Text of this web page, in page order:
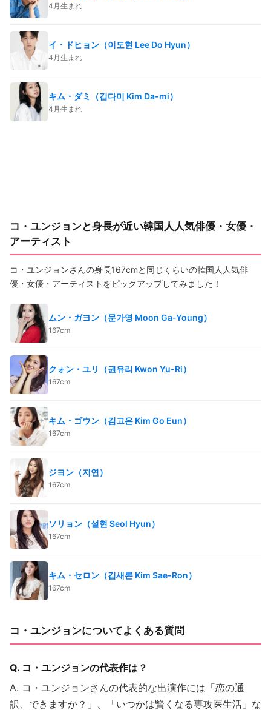
4月生まれ
イ・ドヒョン（이도현 Lee Do Hyun）
4月生まれ
キム・ダミ（김다미 Kim Da-mi）
4月生まれ
コ・ユンジョンと身長が近い韓国人人気俳優・女優・
アーティスト
コ・ユンジョンさんの身長167cmと同じくらいの韓国人人気俳
優・女優・アーティストをピックアップしてみました！
ムン・ガヨン（문가영 Moon Ga-Young）
167cm
クォン・ユリ（권유리 Kwon Yu-Ri）
167cm
キム・ゴウン（김고은 Kim Go Eun）
167cm
ジヨン（지연）
167cm
ソリョン（설현 Seol Hyun）
167cm
キム・セロン（김새론 Kim Sae-Ron）
167cm
コ・ユンジョンについてよくある質問
Q. コ・ユンジョンの代表作は？
A. コ・ユンジョンさんの代表的な出演作には「恋の通
訳、できますか？」、「いつかは賢くなる専攻医生活」な